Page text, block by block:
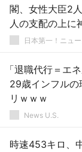
閣、女性大臣2
人の支配の上に
日本第一！ニュ
「退職代行＝エ
29歳インフルの
リｗｗｗ
News U.S.
時速453キロ、